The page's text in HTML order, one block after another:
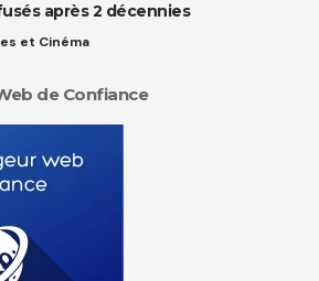
après 2 décennies
et Cinéma
de Confiance